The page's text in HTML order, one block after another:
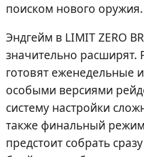
поиском нового оружия.
Эндгейм в LIMIT ZERO
значительно расширят.
готовят еженедельные
особыми версиями
систему настройки
также финальный
предстоит собрать